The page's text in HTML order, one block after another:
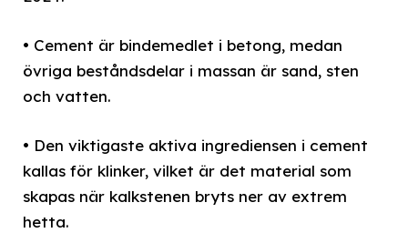
• Cement är bindemedlet i betong, medan
övriga beståndsdelar i massan är sand, sten
och vatten.
• Den viktigaste aktiva ingrediensen i cement
kallas för klinker, vilket är det material som
skapas när kalkstenen bryts ner av extrem
hetta.